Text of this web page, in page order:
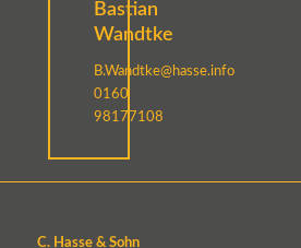
Bastian
Wandtke
B.Wandtke@hasse.info
0160
98177108
C. Hasse & Sohn